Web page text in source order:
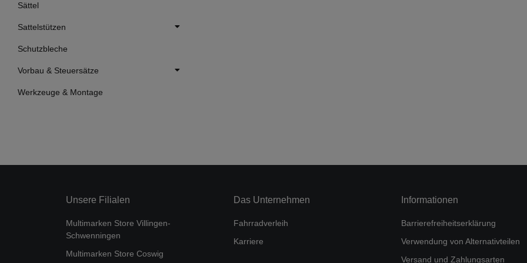
Sättel
Sattelstützen
Schutzbleche
Vorbau & Steuersätze
Werkzeuge & Montage
Unsere Filialen
Multimarken Store Villingen-
Schwenningen
Multimarken Store Coswig
Das Unternehmen
Fahrradverleih
Karriere
Informationen
Barrierefreiheitserklärung
Verwendung von Alternativteilen
Versand und Zahlungsarten